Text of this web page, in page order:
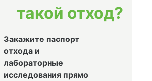
такой отход?
Закажите паспорт
отхода и
лабораторные
исследования прямо